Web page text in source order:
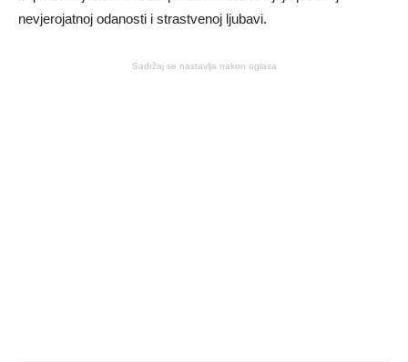
nevjerojatnoj odanosti i strastvenoj ljubavi.
Sadržaj se nastavlja nakon oglasa